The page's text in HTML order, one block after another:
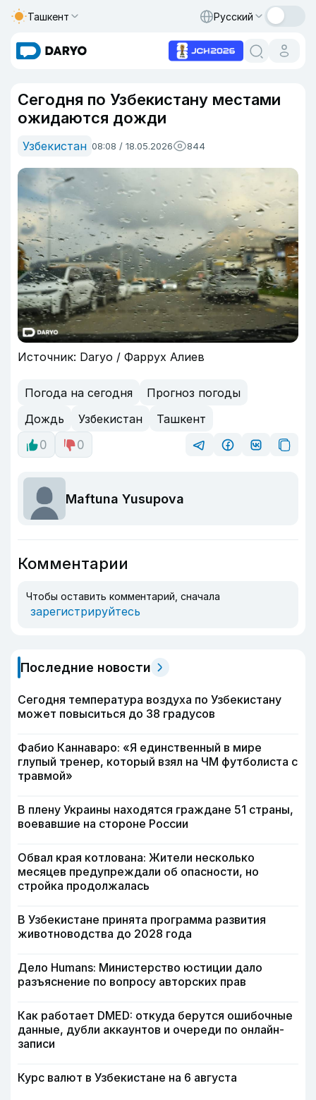
Ташкент Русский
Сегодня по Узбекистану местами
ожидаются дожди
Узбекистан 08:08 / 18.05.2026 844
Источник: Daryo / Фаррух Алиев
Погода на сегодня
Прогноз погоды
Дождь
Узбекистан
Ташкент
0
0
Maftuna Yusupova
Комментарии
Чтобы оставить комментарий, сначала
зарегистрируйтесь
Последние новости
Сегодня температура воздуха по Узбекистану
может повыситься до 38 градусов
Фабио Каннаваро: «Я единственный в мире
глупый тренер, который взял на ЧМ футболиста с
травмой»
В плену Украины находятся граждане 51 страны,
воевавшие на стороне России
Обвал края котлована: Жители несколько
месяцев предупреждали об опасности, но
стройка продолжалась
В Узбекистане принята программа развития
животноводства до 2028 года
Дело Humans: Министерство юстиции дало
разъяснение по вопросу авторских прав
Как работает DMED: откуда берутся ошибочные
данные, дубли аккаунтов и очереди по онлайн-
записи
Курс валют в Узбекистане на 6 августа